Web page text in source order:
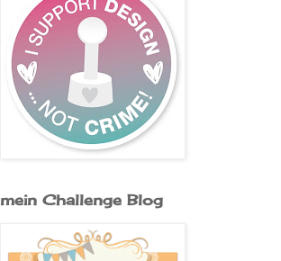
mein Challenge Blog